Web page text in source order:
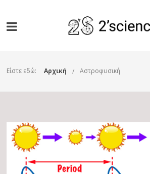
Είστε εδώ: Αρχική Αστροφυσική